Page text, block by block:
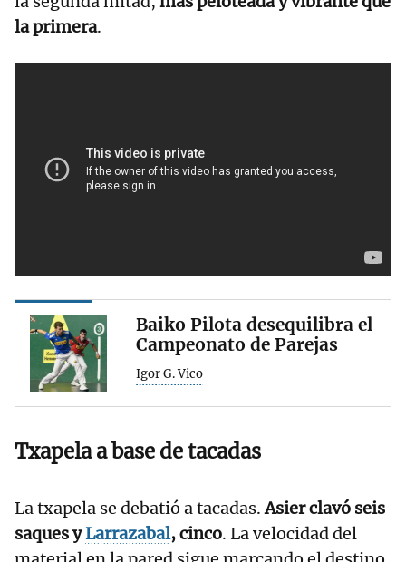
la primera.
Baiko Pilota desequilibra el
Campeonato de Parejas
Igor G. Vico
Txapela a base de tacadas
La txapela se debatió a tacadas.Asier clavó seis
saques yLarrazabal, cinco. La velocidad del